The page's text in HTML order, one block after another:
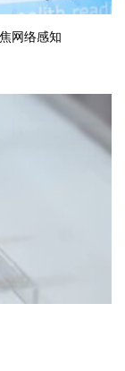
网络感知